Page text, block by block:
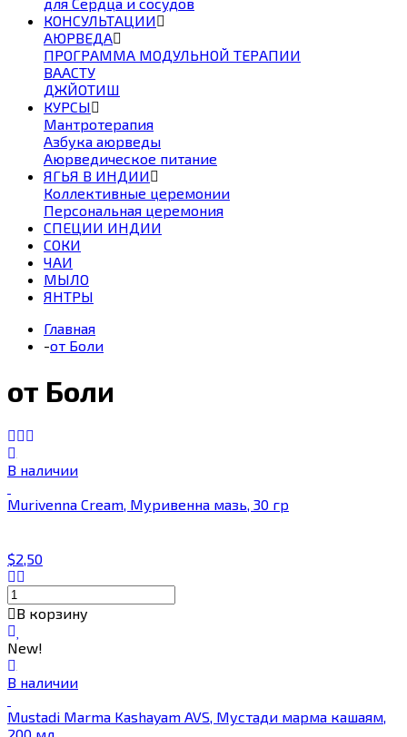
КОНСУЛЬТАЦИИ
АЮРВЕДА
ПРОГРАММА МОДУЛЬНОЙ ТЕРАПИИ
ВААСТУ
ДЖЙОТИШ
КУРСЫ
Мантротерапия
Азбука аюрведы
Аюрведическое питание
ЯГЬЯ В ИНДИИ
Коллективные церемонии
Персональная церемония
СПЕЦИИ ИНДИИ
СОКИ
ЧАИ
МЫЛО
ЯНТРЫ
Главная
-от Боли
от Боли
В наличии
Murivenna Cream, Муривенна мазь, 30 гр
$2,50
В корзину
New!
В наличии
Mustadi Marma Kashayam AVS, Мустади марма кашаям,